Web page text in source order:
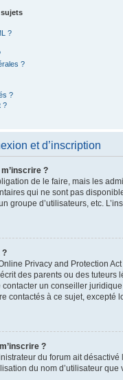
?
?
?
?
et d’inscription
?
de le faire, mais les
qui ne sont pas
groupe d’utilisateurs, etc.
?
Privacy and Protection
des parents ou des tuteurs
un conseiller
contactés à ce sujet, excepté
?
du forum ait
du nom d’utilisateur